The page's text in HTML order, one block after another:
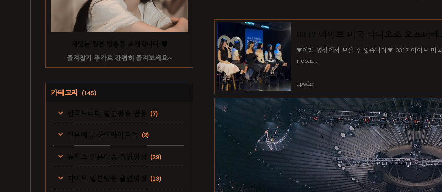
재밌는 일본 방송들 소개합니다 ♥
즐겨찾기 추가로 간편히 즐겨보세요~
카테고리 (145)
한국드라마 일본방송 반응 (7)
일본예능 하이라이트들 (2)
뉴진스 일본방송 출연영상 (29)
아이브 일본방송 출연영상 (13)
0317 아이브 미국 라디오쇼 오프더레
▼아래 영상에서 보실 수 있습니다▼ 0317 아이브 미
r.com...
tipw.kr